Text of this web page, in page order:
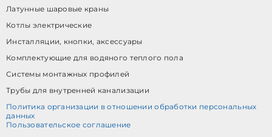
Латунные шаровые краны
Котлы электрические
Инсталляции, кнопки, аксессуары
Комплектующие для водяного теплого пола
Системы монтажных профилей
Трубы для внутренней канализации
Политика организации в отношении обработки персональных
данных
Пользовательское соглашение